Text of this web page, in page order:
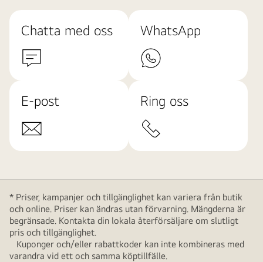
Chatta med oss WhatsApp
E-post Ring oss
* Priser, kampanjer och tillgänglighet kan variera från butik
och online. Priser kan ändras utan förvarning. Mängderna är
begränsade. Kontakta din lokala återförsäljare om slutligt
pris och tillgänglighet.
Kuponger och/eller rabattkoder kan inte kombineras med
varandra vid ett och samma köptillfälle.